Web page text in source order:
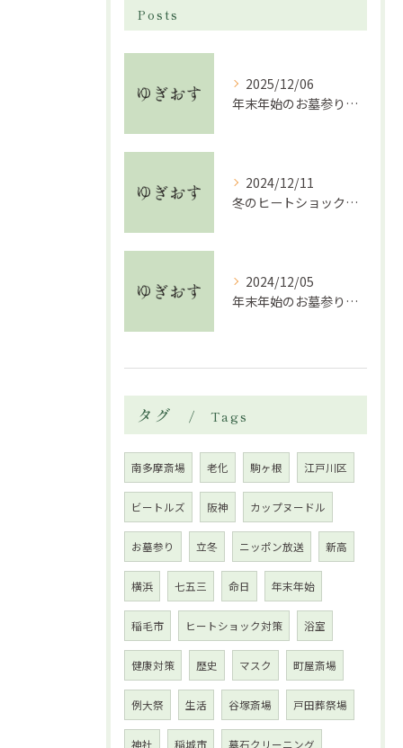
Posts
2025/12/06
年末年始のお墓参り代行利用時の注意点
2024/12/11
冬のヒートショック対策完全ガイド
2024/12/05
年末年始のお墓参り注意点
タグ Tags
南多摩斎場 老化 駒ヶ根 江戸川区
ビートルズ 阪神 カップヌードル
お墓参り 立冬 ニッポン放送 新高
横浜 七五三 命日 年末年始
稲毛市 ヒートショック対策 浴室
健康対策 歴史 マスク 町屋斎場
例大祭 生活 谷塚斎場 戸田葬祭場
神社 稲城市 墓石クリーニング